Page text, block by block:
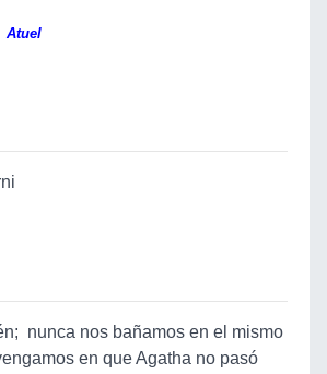
Atuel
nunca nos bañamos en el mismo
en que Agatha no pasó